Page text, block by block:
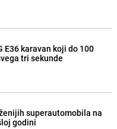
E36 karavan koji do 100
tri sekunde
superautomobila na
godini